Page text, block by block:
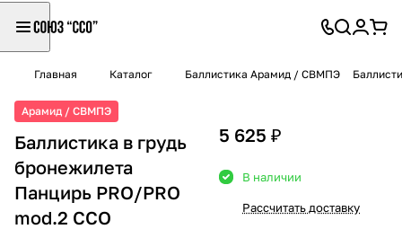
Главная Каталог Баллистика Арамид / СВМПЭ
Арамид / СВМПЭ
Баллистика в грудь
бронежилета
Панцирь PRO/PRO
mod.2 ССО
5 625 ₽
В наличии
Рассчитать доставку